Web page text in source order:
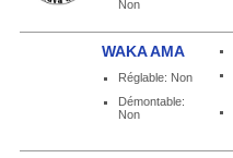
Non
WAKA AMA
Réglable: Non
Démontable:
Non